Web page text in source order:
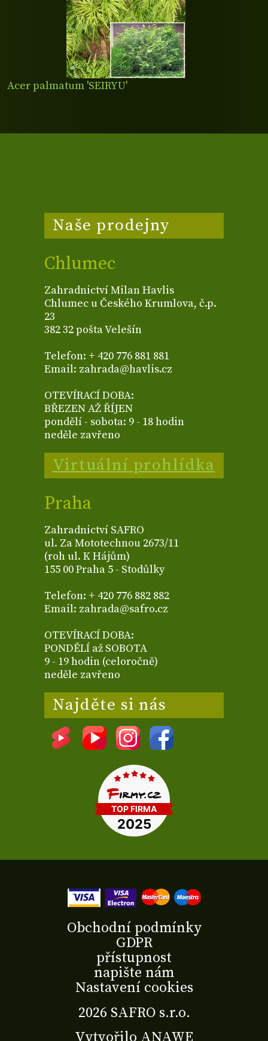
Acer palmatum 'SEIRYU'
Naše prodejny
Chlumec
Zahradnictví Milan Havlis
Chlumec u Českého Krumlova, č.p.
23
382 32 pošta Velešín
Telefon: + 420 776 881 881
Email: zahrada@havlis.cz
OTEVÍRACÍ DOBA:
BŘEZEN AŽ ŘÍJEN
pondělí - sobota: 9 - 18 hodin
neděle zavřeno
Virtuální prohlídka
Praha
Zahradnictví SAFRO
ul. Za Mototechnou 2673/11
(roh ul. K Hájům)
155 00 Praha 5 - Stodůlky
Telefon: + 420 776 882 882
Email: zahrada@safro.cz
OTEVÍRACÍ DOBA:
PONDĚLÍ až SOBOTA
9 - 19 hodin (celoročně)
neděle zavřeno
Najděte si nás
2026 SAFRO s.r.o.
Obchodní podmínky
GDPR
přístupnost
napište nám
Nastavení cookies